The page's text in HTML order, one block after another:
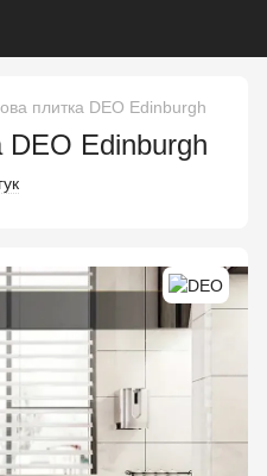
плитка DEO Edinburgh
Edinburgh